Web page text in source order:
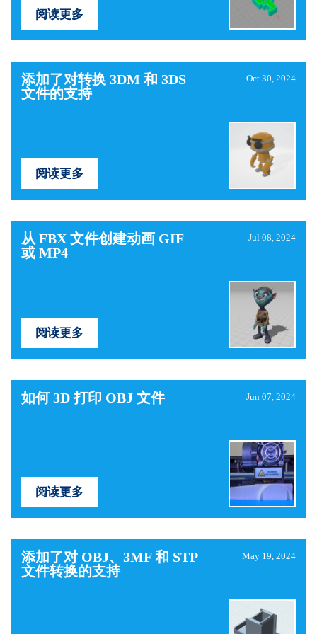
阅读更多
添加了对转换 3DM 和 3DS
文件的支持
Oct 30, 2024
阅读更多
从 FBX 文件创建动画 GIF
或 MP4
Jul 08, 2024
阅读更多
如何 3D 打印 OBJ 文件 Jun 07, 2024
阅读更多
添加了对 OBJ、3MF 和 STP
文件转换的支持
May 19, 2024